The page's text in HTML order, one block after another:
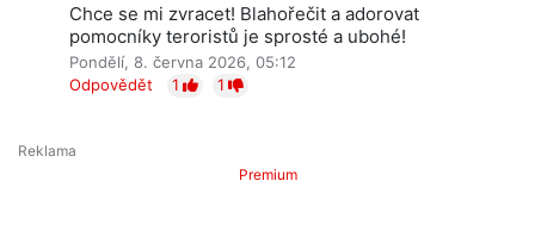
Chce se mi zvracet! Blahořečit a adorovat
pomocníky teroristů je sprosté a ubohé!
Pondělí, 8. června 2026, 05:12
Odpovědět
1 1
Premium